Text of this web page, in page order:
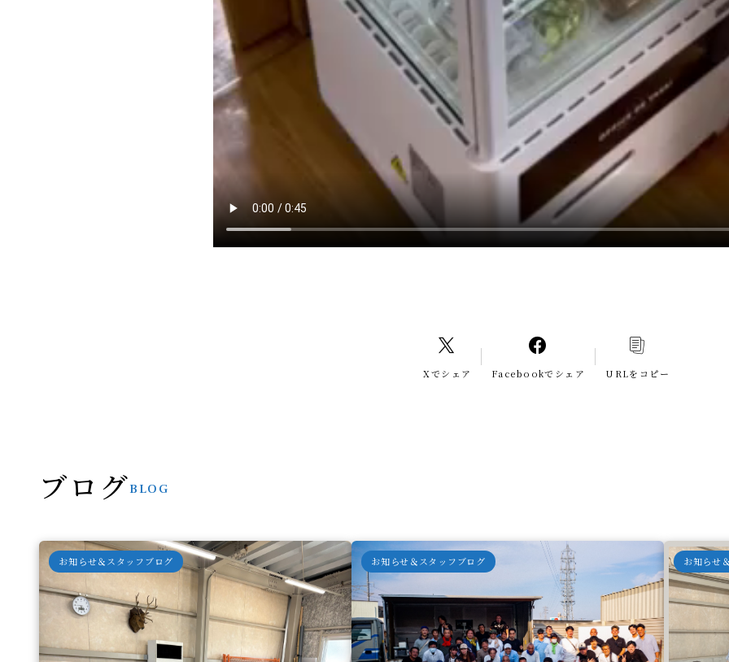
Xでシェア Facebookでシェア URLをコピー
BLOG
ブログ
お知らせ＆スタッフブログ お知らせ＆スタッフブログ お知らせ